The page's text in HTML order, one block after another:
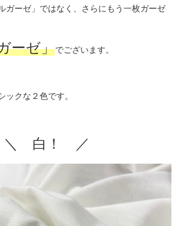
ガーゼ」ではなく、さらにもう一枚ガーゼ
ーゼ」でございます。
ックな２色です。
＼ 白！ ／